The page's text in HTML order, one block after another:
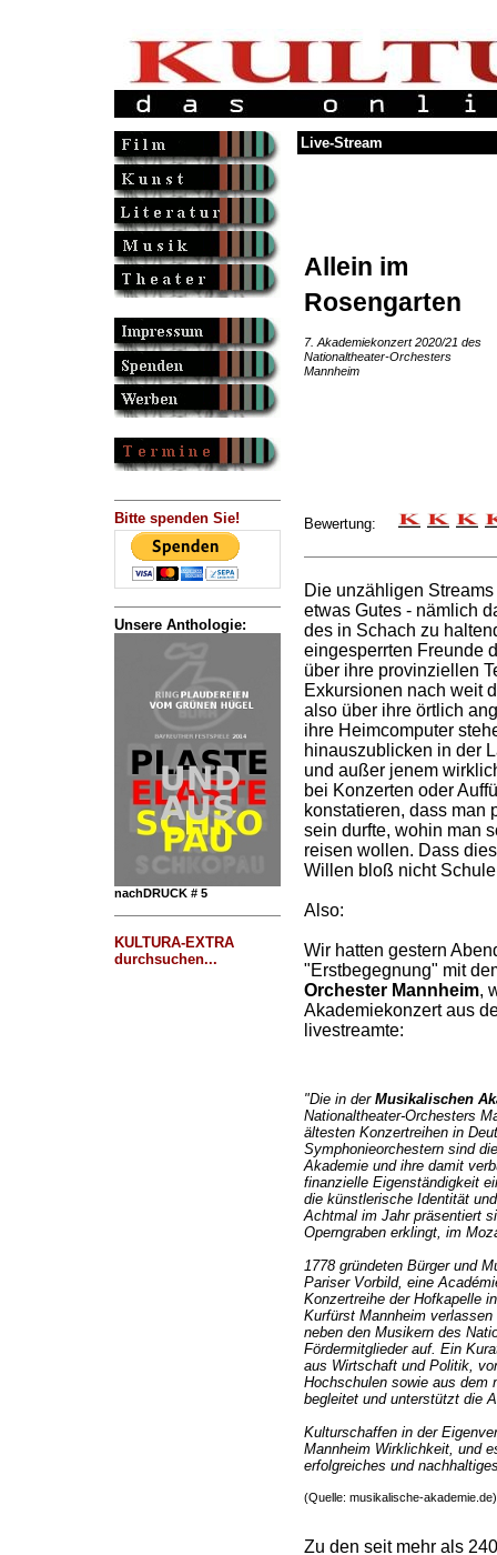
Bitte spenden Sie!
Unsere Anthologie:
nachDRUCK # 5
KULTURA-EXTRA
durchsuchen...
Live-Stream
Allein im
Rosengarten
7. Akademiekonzert 2020/21 des
Nationaltheater-Orchesters
Mannheim
Bewertung:
Die unzähligen
etwas Gutes - nämlich
des in Schach zu
eingesperrten Freunde
über ihre provinziellen
Exkursionen nach weit
also über ihre örtlich
ihre Heimcomputer
hinauszublicken in der
und außer jenem
bei Konzerten oder
konstatieren, dass man
sein durfte, wohin man
reisen wollen. Dass
Willen bloß nicht
Also:
Wir hatten gestern
"Erstbegegnung" mit
Orchester Mannheim,
Akademiekonzert aus
livestreamte:
"Die in der Musikalischen
Nationaltheater-Orchesters
ältesten Konzertreihen in
Symphonieorchestern sind
Akademie und ihre damit
finanzielle Eigenständigkeit
die künstlerische Identität
Achtmal im Jahr präsentiert
Operngraben erklingt, im
1778 gründeten Bürger und
Pariser Vorbild, eine
Konzertreihe der Hofkapelle
Kurfürst Mannheim
neben den Musikern des
Fördermitglieder auf. Ein
aus Wirtschaft und Politik,
Hochschulen sowie aus dem
begleitet und unterstützt die
Kulturschaffen in der
Mannheim Wirklichkeit, und
erfolgreiches und
(Quelle: musikalische-akademie.de)
Zu den seit mehr als